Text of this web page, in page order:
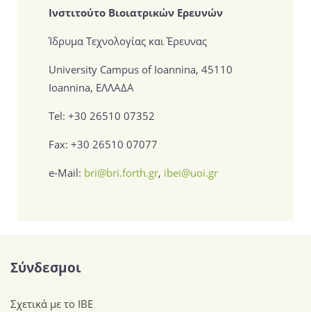
Ινστιτούτο Βιοιατρικών Ερευνών
Ίδρυμα Τεχνολογίας και Έρευνας
University Campus of Ioannina, 45110
Ioannina, ΕΛΛΑΔΑ
Tel: +30 26510 07352
Fax: +30 26510 07077
e-Mail: bri@bri.forth.gr, ibei@uoi.gr
Σύνδεσμοι
Σχετικά με το ΙΒΕ